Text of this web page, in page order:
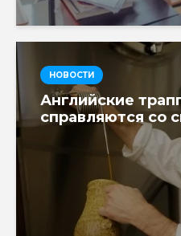
НОВОСТИ
Английские
справляются со